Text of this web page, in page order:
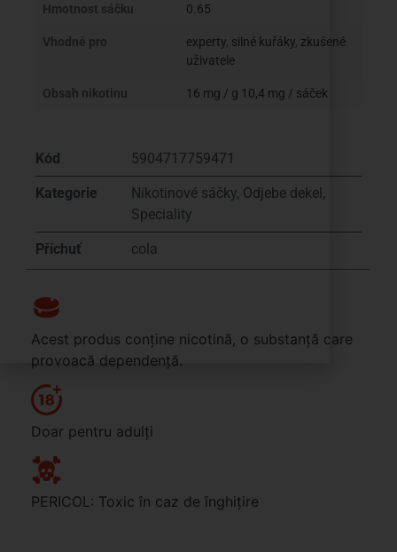
Hmotnost sáčku 0.65
Vhodné pro experty, silné kuřáky, zkušené
uživatele
Obsah nikotinu 16 mg / g 10,4 mg / sáček
Kód 5904717759471
Kategorie Nikotinové sáčky, Odjebe dekel ,
Speciality
Příchuť cola
Acest produs conține nicotină, o substanță care
provoacă dependență.
Doar pentru adulți
PERICOL: Toxic în caz de înghițire